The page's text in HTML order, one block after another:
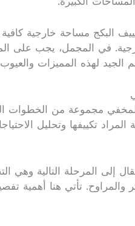
البكج مساحة خارجية
في المجمل، يجب على
الجيد لهذه المميزات
مجموعة من الخطوات
تكييفها وتحليل
إلى المرحلة
والمراوح. تأتي هنا أهمية